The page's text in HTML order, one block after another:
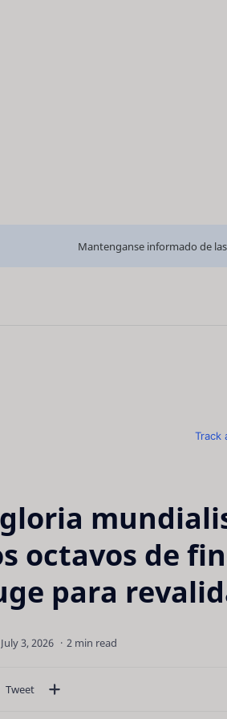
Mantenganse informado de
Track
octavos de
para
2 min read